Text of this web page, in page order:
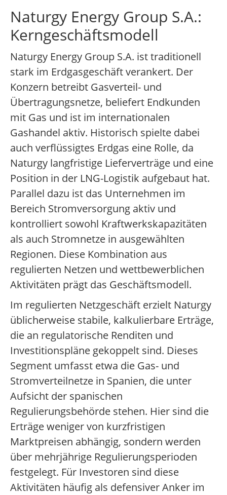
Naturgy Energy Group S.A.:
Kerngeschäftsmodell
Naturgy Energy Group S.A. ist traditionell
stark im Erdgasgeschäft verankert. Der
Konzern betreibt Gasverteil- und
Übertragungsnetze, beliefert Endkunden
mit Gas und ist im internationalen
Gashandel aktiv. Historisch spielte dabei
auch verflüssigtes Erdgas eine Rolle, da
Naturgy langfristige Lieferverträge und eine
Position in der LNG-Logistik aufgebaut hat.
Parallel dazu ist das Unternehmen im
Bereich Stromversorgung aktiv und
kontrolliert sowohl Kraftwerkskapazitäten
als auch Stromnetze in ausgewählten
Regionen. Diese Kombination aus
regulierten Netzen und wettbewerblichen
Aktivitäten prägt das Geschäftsmodell.
Im regulierten Netzgeschäft erzielt Naturgy
üblicherweise stabile, kalkulierbare Erträge,
die an regulatorische Renditen und
Investitionspläne gekoppelt sind. Dieses
Segment umfasst etwa die Gas- und
Stromverteilnetze in Spanien, die unter
Aufsicht der spanischen
Regulierungsbehörde stehen. Hier sind die
Erträge weniger von kurzfristigen
Marktpreisen abhängig, sondern werden
über mehrjährige Regulierungsperioden
festgelegt. Für Investoren sind diese
Aktivitäten häufig als defensiver Anker im